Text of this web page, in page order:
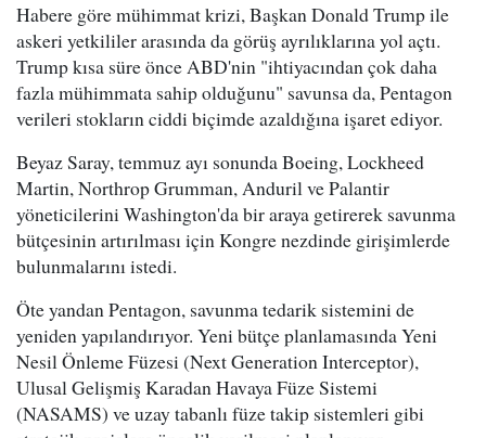
Habere göre mühimmat krizi, Başkan Donald Trump ile
askeri yetkililer arasında da görüş ayrılıklarına yol açtı.
Trump kısa süre önce ABD'nin "ihtiyacından çok daha
fazla mühimmata sahip olduğunu" savunsa da, Pentagon
verileri stokların ciddi biçimde azaldığına işaret ediyor.
Beyaz Saray, temmuz ayı sonunda Boeing, Lockheed
Martin, Northrop Grumman, Anduril ve Palantir
yöneticilerini Washington'da bir araya getirerek savunma
bütçesinin artırılması için Kongre nezdinde girişimlerde
bulunmalarını istedi.
Öte yandan Pentagon, savunma tedarik sistemini de
yeniden yapılandırıyor. Yeni bütçe planlamasında Yeni
Nesil Önleme Füzesi (Next Generation Interceptor),
Ulusal Gelişmiş Karadan Havaya Füze Sistemi
(NASAMS) ve uzay tabanlı füze takip sistemleri gibi